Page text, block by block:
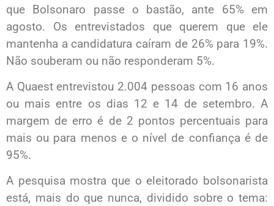
que Bolsonaro passe o bastão, ante 65% em
agosto. Os entrevistados que querem que ele
mantenha a candidatura caíram de 26% para 19%.
Não souberam ou não responderam 5%.
A Quaest entrevistou 2.004 pessoas com 16 anos
ou mais entre os dias 12 e 14 de setembro. A
margem de erro é de 2 pontos percentuais para
mais ou para menos e o nível de confiança é de
95%.
A pesquisa mostra que o eleitorado bolsonarista
está, mais do que nunca, dividido sobre o tema: